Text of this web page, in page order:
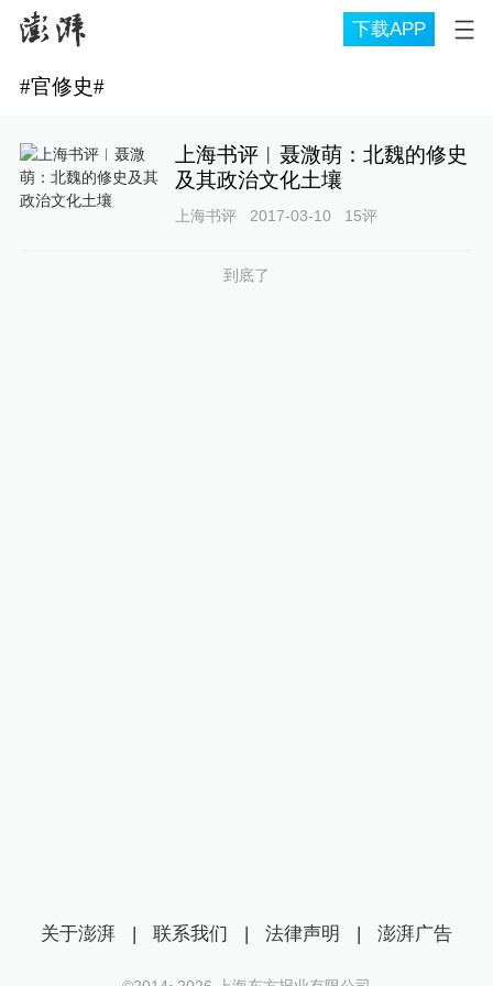
下载APP
#官修史#
上海书评︱聂溦萌：北魏的修史
及其政治文化土壤
上海书评 2017-03-10 15评
到底了
关于澎湃 | 联系我们 | 法律声明 | 澎湃广告